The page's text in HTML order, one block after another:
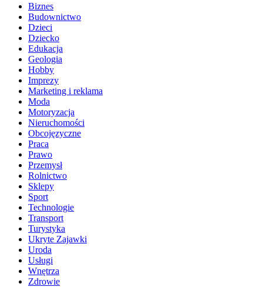
Biznes
Budownictwo
Dzieci
Dziecko
Edukacja
Geologia
Hobby
Imprezy
Marketing i reklama
Moda
Motoryzacja
Nieruchomości
Obcojęzyczne
Praca
Prawo
Przemysł
Rolnictwo
Sklepy
Sport
Technologie
Transport
Turystyka
Ukryte Zajawki
Uroda
Usługi
Wnętrza
Zdrowie